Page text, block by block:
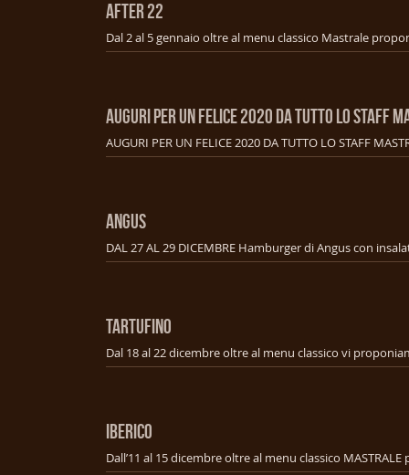
AFTER 22
AUGURI PER UN FELICE 2020 DA TUTTO LO STAFF
AUGURI PER UN FELICE 2020 DA TUTTO LO STAFF
ANGUS
TARTUFINO
IBERICO